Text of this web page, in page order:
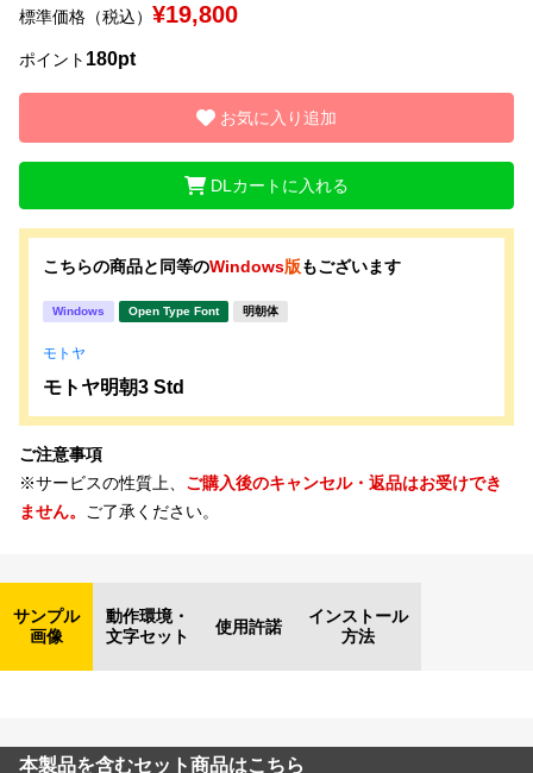
標準価格（税込） ¥19,800
ポイント 180pt
お気に入り追加
DLカートに入れる
こちらの商品と同等のWindows版もございます
Windows Open Type Font 明朝体
モトヤ
モトヤ明朝3 Std
ご注意事項
※サービスの性質上、 ご購入後のキャンセル・返品はお受けでき
ません。 ご了承ください。
サンプル
画像
動作環境・
文字セット
使用許諾
インストール
方法
本製品を含むセット商品はこちら